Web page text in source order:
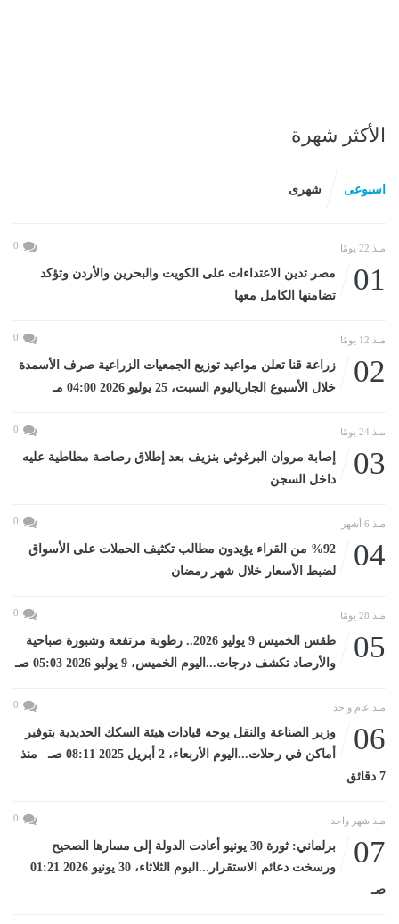
الأكثر شهرة
اسبوعى شهرى
منذ 22 يومًا 0
01
مصر تدين الاعتداءات على الكويت والبحرين والأردن وتؤكد
تضامنها الكامل معها
منذ 12 يومًا 0
02
زراعة قنا تعلن مواعيد توزيع الجمعيات الزراعية صرف الأسمدة
خلال الأسبوع الجارياليوم السبت، 25 يوليو 2026 04:00 مـ
منذ 24 يومًا 0
03
إصابة مروان البرغوثي بنزيف بعد إطلاق رصاصة مطاطية عليه
داخل السجن
منذ 6 أشهر 0
04
%92 من القراء يؤيدون مطالب تكثيف الحملات على الأسواق
لضبط الأسعار خلال شهر رمضان
منذ 28 يومًا 0
05
طقس الخميس 9 يوليو 2026.. رطوبة مرتفعة وشبورة صباحية
والأرصاد تكشف درجات...اليوم الخميس، 9 يوليو 2026 05:03 صـ
منذ عام واحد 0
06
وزير الصناعة والنقل يوجه قيادات هيئة السكك الحديدية بتوفير
أماكن في رحلات...اليوم الأربعاء، 2 أبريل 2025 08:11 صـ منذ
7 دقائق
منذ شهر واحد 0
07
برلماني: ثورة 30 يونيو أعادت الدولة إلى مسارها الصحيح
ورسخت دعائم الاستقرار...اليوم الثلاثاء، 30 يونيو 2026 01:21
صـ